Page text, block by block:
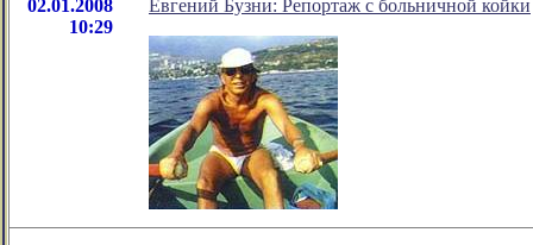
02.01.2008
10:29
Евгений Бузни: Репортаж с больничной койки